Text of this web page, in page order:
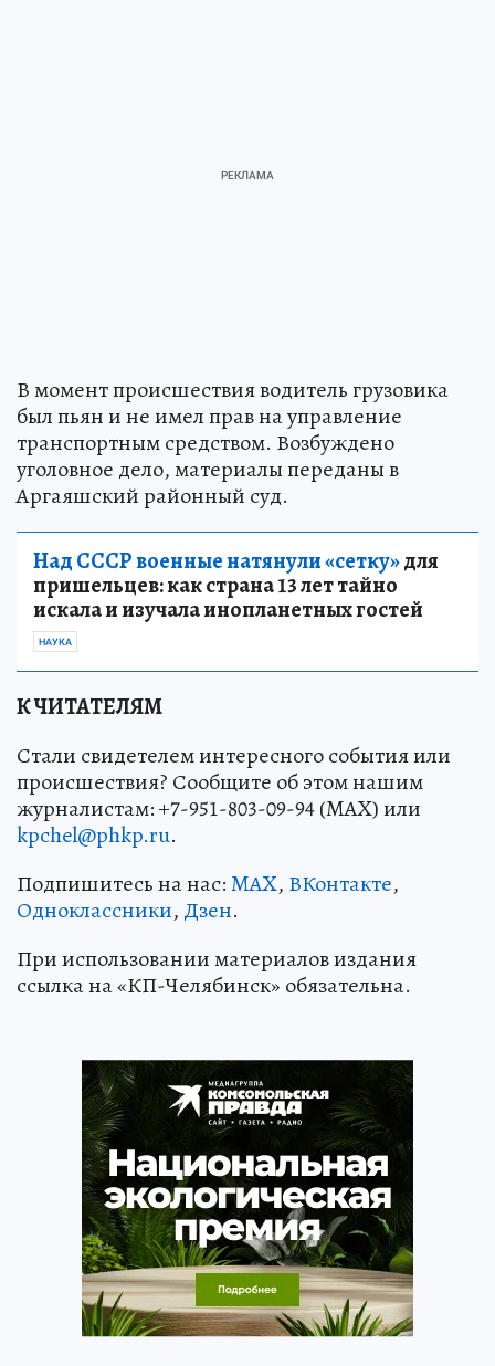
В момент происшествия водитель грузовика
был пьян и не имел прав на управление
транспортным средством. Возбуждено
уголовное дело, материалы переданы в
Аргаяшский районный суд.
Над СССР военные натянули «сетку»для
пришельцев: как страна 13 лет тайно
искала и изучала инопланетных гостей
НАУКА
К ЧИТАТЕЛЯМ
Стали свидетелем интересного события или
происшествия? Сообщите об этом нашим
журналистам: +7-951-803-09-94 (MAX) или
kpchel@phkp.ru.
Подпишитесь на нас:MAX, ВКонтакте,
Одноклассники, Дзен.
При использовании материалов издания
ссылка на «КП-Челябинск» обязательна.